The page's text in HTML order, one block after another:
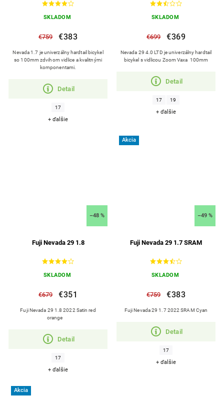
SKLADOM
€759 €383
Detail
Nevada 1.7 je univerzálny hardtail bicykel
so 100mm zdvihom vidlice a kvalitnými
komponentami.
17
+ ďalšie
SKLADOM
€699 €369
Detail
Nevada 29 4.0 LTD je univerzálny hardtail
bicykel s vidlicou Zoom Vaxa 100mm
17 19
+ ďalšie
–48 %
Fuji Nevada 29 1.8
SKLADOM
€679 €351
Detail
Fuji Nevada 29 1.8 2022 Satin red
orange
17
+ ďalšie
Akcia
–49 %
Fuji Nevada 29 1.7 SRAM
SKLADOM
€759 €383
Detail
Fuji Nevada 29 1.7 2022 SRAM Cyan
17
+ ďalšie
Akcia